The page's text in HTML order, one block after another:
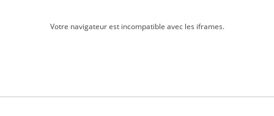
Votre navigateur est incompatible avec les iframes.